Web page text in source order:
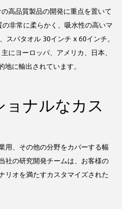
高品質製品の開発に重点を置いて
非常に柔らかく、吸水性の高いマ
スパタオル 30インチ x 60インチ。
にヨーロッパ、アメリカ、日本、
地に輸出されています。
ョナルなカス
用、その他の分野をカバーする幅
社の研究開発チームは、お客様の
リオを満たすカスタマイズされた